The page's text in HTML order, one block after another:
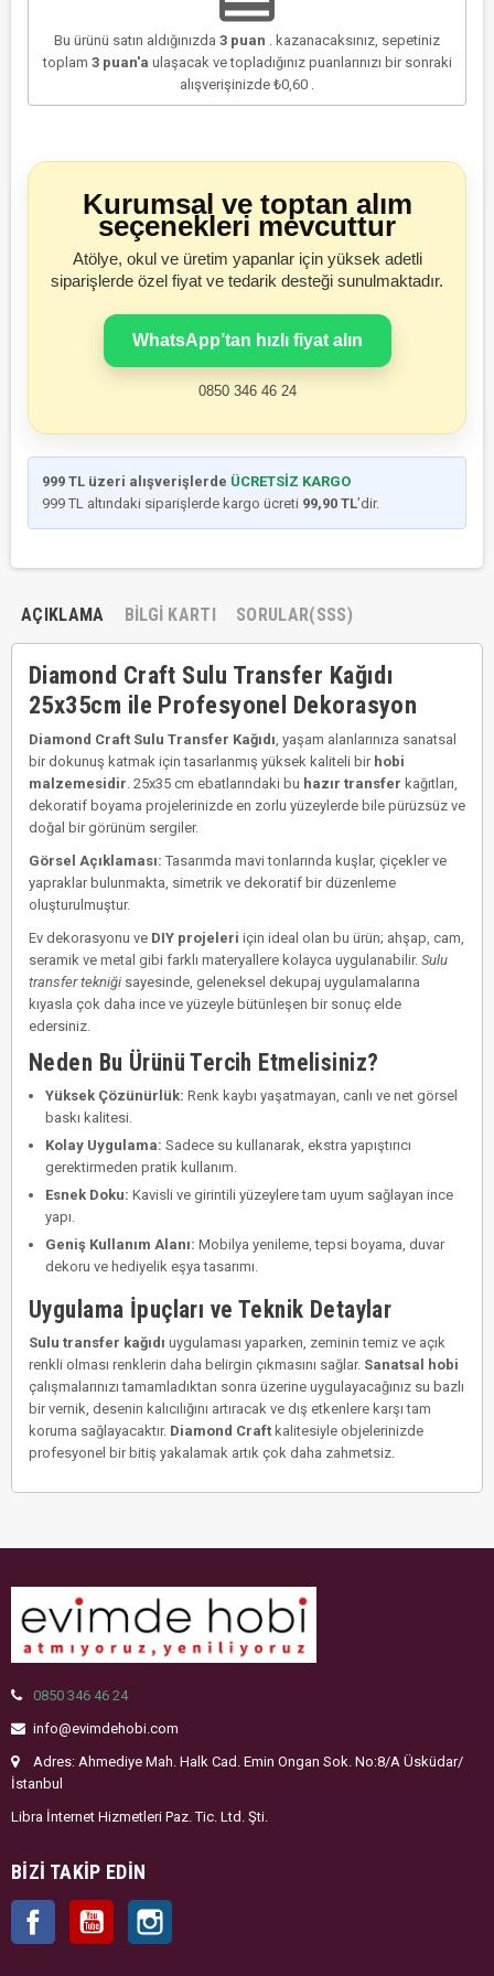
Bu ürünü satın aldığınızda 3 puan . kazanacaksınız, sepetiniz
toplam 3puan'a ulaşacak ve topladığınız puanlarınızı bir sonraki
alışverişinizde ₺0,60
Kurumsal ve toptan alım
seçenekleri mevcuttur
Atölye, okul ve üretim yapanlar için yüksek adetli
siparişlerde özel fiyat ve tedarik desteği sunulmaktadır.
WhatsApp’tan hızlı fiyat alın
0850 346 46 24
999 TL üzeri alışverişlerde ÜCRETSİZ KARGO
999 TL altındaki siparişlerde kargo ücreti 99,90 TL’dir.
AÇIKLAMA BILGI KARTI SORULAR(SSS)
Diamond Craft Sulu Transfer Kağıdı
25x35cm ile Profesyonel Dekorasyon
Diamond Craft Sulu Transfer Kağıdı , yaşam alanlarınıza sanatsal
bir dokunuş katmak için tasarlanmış yüksek kaliteli bir hobi
malzemesidir . 25x35 cm ebatlarındaki bu hazır transfer kağıtları,
dekoratif boyama projelerinizde en zorlu yüzeylerde bile pürüzsüz ve
doğal bir görünüm sergiler.
Görsel Açıklaması: Tasarımda mavi tonlarında kuşlar, çiçekler ve
yapraklar bulunmakta, simetrik ve dekoratif bir düzenleme
oluşturulmuştur.
Ev dekorasyonu ve DIY projeleri için ideal olan bu ürün; ahşap, cam,
seramik ve metal gibi farklı materyallere kolayca uygulanabilir. Sulu
transfer tekniği sayesinde, geleneksel dekupaj uygulamalarına
kıyasla çok daha ince ve yüzeyle bütünleşen bir sonuç elde
edersiniz.
Neden Bu Ürünü Tercih Etmelisiniz?
Yüksek Çözünürlük: Renk kaybı yaşatmayan, canlı ve net görsel
baskı kalitesi.
Kolay Uygulama: Sadece su kullanarak, ekstra yapıştırıcı
gerektirmeden pratik kullanım.
Esnek Doku: Kavisli ve girintili yüzeylere tam uyum sağlayan ince
yapı.
Geniş Kullanım Alanı: Mobilya yenileme, tepsi boyama, duvar
dekoru ve hediyelik eşya tasarımı.
Uygulama İpuçları ve Teknik Detaylar
Sulu transfer kağıdı uygulaması yaparken, zeminin temiz ve açık
renkli olması renklerin daha belirgin çıkmasını sağlar. Sanatsal hobi
çalışmalarınızı tamamladıktan sonra üzerine uygulayacağınız su bazlı
bir vernik, desenin kalıcılığını artıracak ve dış etkenlere karşı tam
koruma sağlayacaktır. Diamond Craft kalitesiyle objelerinizde
profesyonel bir bitiş yakalamak artık çok daha zahmetsiz.
0850 346 46 24
info@evimdehobi.com
Adres: Ahmediye Mah. Halk Cad. Emin Ongan Sok. No:8/A Üsküdar/
İstanbul
Libra İnternet Hizmetleri Paz. Tic. Ltd. Şti.
BIZI TAKIP EDIN
Facebook YouTube